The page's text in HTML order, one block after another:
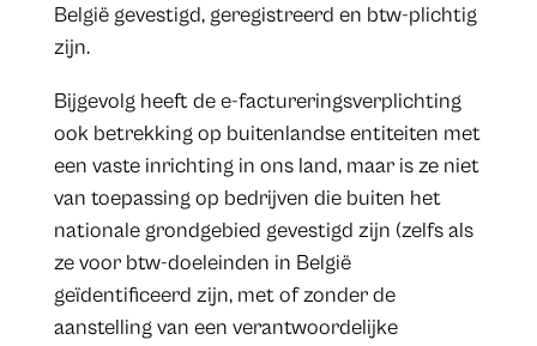
België gevestigd, geregistreerd en btw-plichtig
zijn.
Bijgevolg heeft de e-factureringsverplichting
ook betrekking op buitenlandse entiteiten met
een vaste inrichting in ons land, maar is ze niet
van toepassing op bedrijven die buiten het
nationale grondgebied gevestigd zijn (zelfs als
ze voor btw-doeleinden in België
geïdentificeerd zijn, met of zonder de
aanstelling van een verantwoordelijke